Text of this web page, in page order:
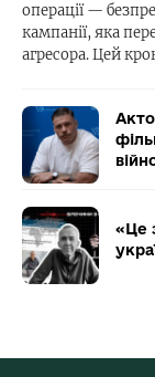
операції —
кампанії, яка
агресора. Цей
«Це